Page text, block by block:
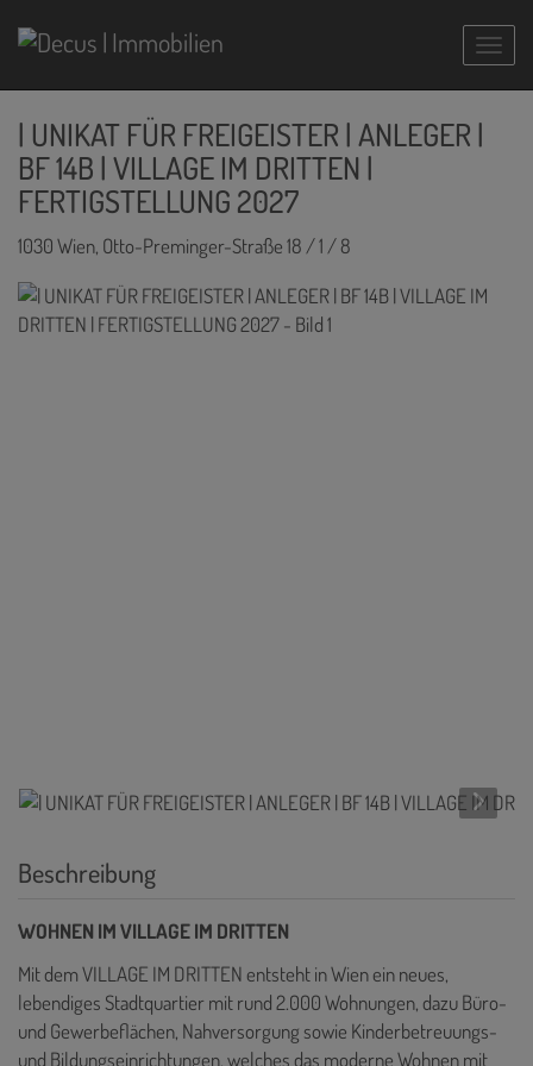
| UNIKAT FÜR FREIGEISTER | ANLEGER |
BF 14B | VILLAGE IM DRITTEN |
FERTIGSTELLUNG 2027
1030 Wien, Otto-Preminger-Straße 18 / 1 / 8
Beschreibung
WOHNEN IM VILLAGE IM DRITTEN
Mit dem VILLAGE IM DRITTEN entsteht in Wien ein neues,
lebendiges Stadtquartier mit rund 2.000 Wohnungen, dazu Büro-
und Gewerbeflächen, Nahversorgung sowie Kinderbetreuungs-
und Bildungseinrichtungen, welches das moderne Wohnen mit